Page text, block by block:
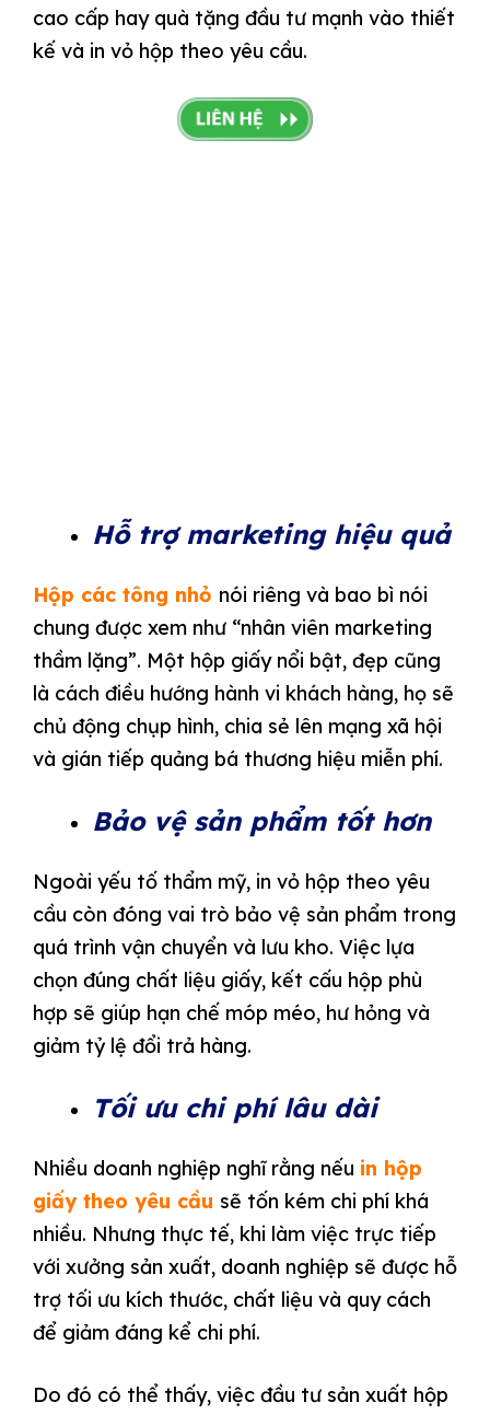
cao cấp hay quà tặng đầu tư mạnh vào thiết
kế và in vỏ hộp theo yêu cầu.
Hỗ trợ marketing hiệu quả
Hộp các tông nhỏ nói riêng và bao bì nói
chung được xem như “nhân viên marketing
thầm lặng”. Một hộp giấy nổi bật, đẹp cũng
là cách điều hướng hành vi khách hàng, họ sẽ
chủ động chụp hình, chia sẻ lên mạng xã hội
và gián tiếp quảng bá thương hiệu miễn phí.
Bảo vệ sản phẩm tốt hơn
Ngoài yếu tố thẩm mỹ, in vỏ hộp theo yêu
cầu còn đóng vai trò bảo vệ sản phẩm trong
quá trình vận chuyển và lưu kho. Việc lựa
chọn đúng chất liệu giấy, kết cấu hộp phù
hợp sẽ giúp hạn chế móp méo, hư hỏng và
giảm tỷ lệ đổi trả hàng.
Tối ưu chi phí lâu dài
Nhiều doanh nghiệp nghĩ rằng nếu in hộp
giấy theo yêu cầu sẽ tốn kém chi phí khá
nhiều. Nhưng thực tế, khi làm việc trực tiếp
với xưởng sản xuất, doanh nghiệp sẽ được hỗ
trợ tối ưu kích thước, chất liệu và quy cách
để giảm đáng kể chi phí.
Do đó có thể thấy, việc đầu tư sản xuất hộp